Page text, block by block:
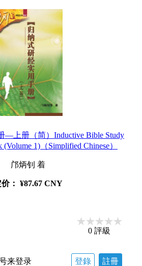
—上册（简）Inductive Bible Study
(Volume 1)（Simplified Chinese）
邝炳钊 着
： ¥87.67 CNY
0 評級
来登录 登錄 註冊